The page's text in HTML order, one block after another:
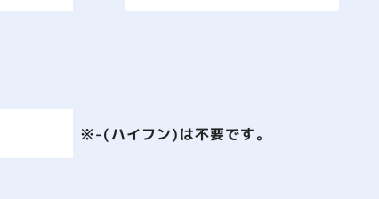
※-(ハイフン)は不要です。